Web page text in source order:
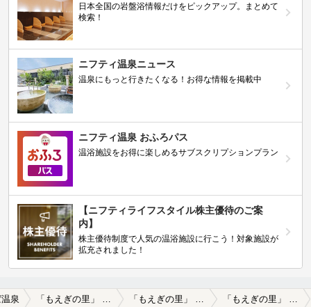
日本全国の岩盤浴情報だけをピックアップ。まとめて
検索！
ニフティ温泉ニュース
温泉にもっと行きたくなる！お得な情報を掲載中
ニフティ温泉 おふろパス
温浴施設をお得に楽しめるサブスクリプションプラン
【ニフティライフスタイル株主優待のご案
内】
株主優待制度で人気の温浴施設に行こう！対象施設が
拡充されました！
泉 「もえぎの里」 あば温泉薬寿の湯 「もえぎの里」 あば温泉薬寿の湯の口コミ一覧 「もえぎの里」 あば温泉薬寿の湯の口コミ 清涼感ある源泉水風呂